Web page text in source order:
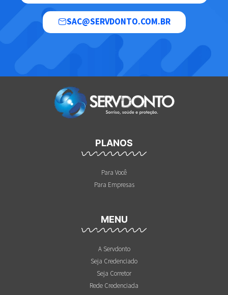
SAC@SERVDONTO.COM.BR
PLANOS
Para Você
Para Empresas
MENU
A Servdonto
Seja Credenciado
Seja Corretor
Rede Credenciada